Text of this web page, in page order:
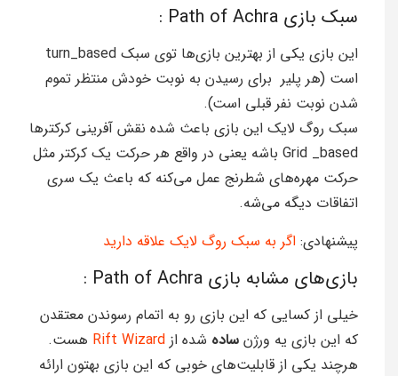
سبک بازی Path of Achra :
این بازی یکی از بهترین‌ بازی‌ها توی سبک turn_based
است (هر پلیر برای رسیدن به نوبت خودش منتظر تموم
شدن نوبت نفر قبلی است).
سبک روگ لایک این بازی باعث شده نقش آفرینی کرکتر‌ها
Grid _based باشه یعنی در واقع هر حرکت یک کرکتر مثل
حرکت مهره‌های شطرنج عمل می‌کنه که باعث یک سری
اتفاقات دیگه می‌شه.
پیشنهادی: اگر به سبک روگ لایک علاقه دارید
بازی‌‌های مشابه بازی Path of Achra :
خیلی از کسایی که این بازی رو به اتمام رسوندن معتقدن
که این بازی یه ورژن ساده ‌شده از Rift Wizard هست.
هرچند یکی از قابلیت‌های خوبی که این بازی بهتون ارائه